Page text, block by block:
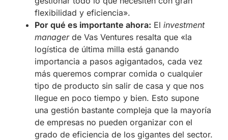
flexibilidad y eficiencia».
Por qué es importante ahora: El investment
managerde Vas Ventures resalta que «la
logística de última milla está ganando
importancia a pasos agigantados, cada vez
más queremos comprar comida o cualquier
tipo de producto sin salir de casa y que nos
llegue en poco tiempo y bien. Esto supone
una gestión bastante compleja que la mayoría
de empresas no pueden organizar con el
grado de eficiencia de los gigantes del sector.